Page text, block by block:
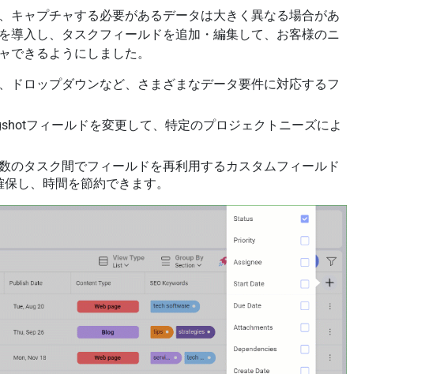
キャプチャする必要があるデータは大きく異なる場合があ
導入し、タスクフィールドを追加・編集して、お客様のニ
できるようにしました。
ドロップダウンなど、さまざまなデータ要件に対応するフ
フィールドを変更して、特定のプロジェクトニーズによ
のタスク間でフィールドを再利用するカスタムフィールド
し、時間を節約できます。